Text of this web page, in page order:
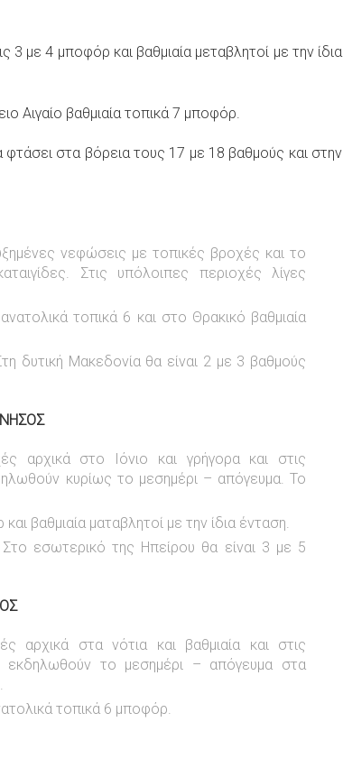
3 με 4 μποφόρ και βαθμιαία μεταβλητοί με την ίδια
Αιγαίο βαθμιαία τοπικά 7 μποφόρ.
στα βόρεια τους 17 με 18 βαθμούς και στην
νεφώσεις με τοπικές βροχές και το
Στις υπόλοιπες περιοχές λίγες
τοπικά 6 και στο Θρακικό βαθμιαία
δυτική Μακεδονία θα είναι 2 με 3 βαθμούς
αρχικά στο Ιόνιο και γρήγορα και στις
κυρίως το μεσημέρι – απόγευμα. Το
βαθμιαία ματαβλητοί με την ίδια ένταση.
εσωτερικό της Ηπείρου θα είναι 3 με 5
αρχικά στα νότια και βαθμιαία και στις
εκδηλωθούν το μεσημέρι – απόγευμα στα
τοπικά 6 μποφόρ.